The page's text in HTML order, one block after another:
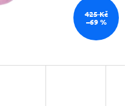
425 Kč
–69 %